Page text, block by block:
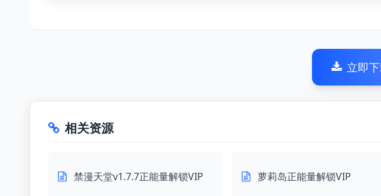
立即
相关资源
禁漫天堂v1.7.7正能量解锁VIP 萝莉岛正能量解锁VIP